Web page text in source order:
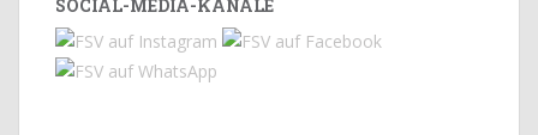
SOCIAL-MEDIA-KANÄLE